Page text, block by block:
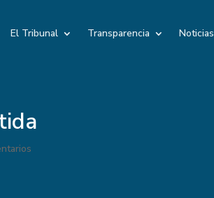
El Tribunal Transparencia Noticias